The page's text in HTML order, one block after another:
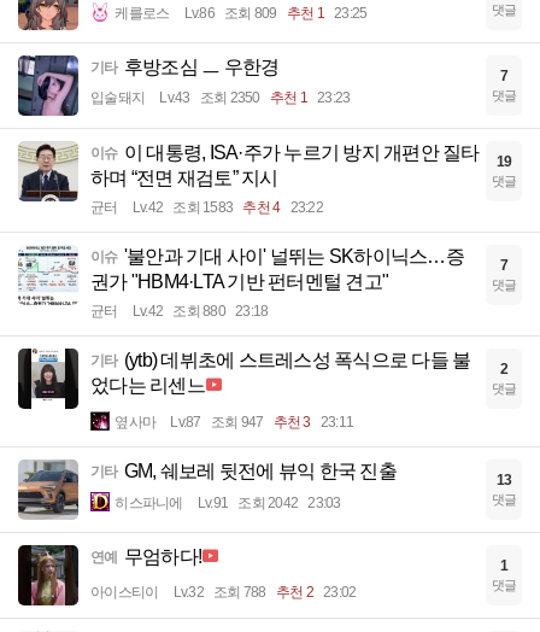
케를로스 Lv.86 조회 809 추천 1 23:25 댓글
기타 후방조심 ㅡ 우한경
입술돼지 Lv.43 조회 2350 추천 1 23:23
7
댓글
이슈 이 대통령, ISA·주가 누르기 방지 개편안 질타
하며 “전면 재검토” 지시
균터 Lv.42 조회 1583 추천 4 23:22
19
댓글
이슈 '불안과 기대 사이' 널뛰는 SK하이닉스…증
권가 "HBM4·LTA 기반 펀터멘털 견고"
균터 Lv.42 조회 880 23:18
7
댓글
기타 (ytb) 데뷔초에 스트레스성 폭식으로 다들 불
었다는 리센느
옆사마 Lv.87 조회 947 추천 3 23:11
2
댓글
기타 GM, 쉐보레 뒷전에 뷰익 한국 진출
히스파니에 Lv.91 조회 2042 23:03
13
댓글
연예 무엄하다!
아이스티이 Lv.32 조회 788 추천 2 23:02
1
댓글